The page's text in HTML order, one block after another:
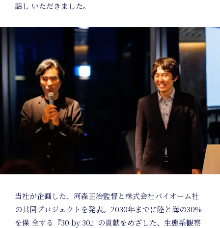
話し いただきました。
当社が企画した、河森正治監督と株式会社バイオーム社
の共同プロジェクトを発表。2030年までに陸と海の30%
を保 全する『30 by 30』の貢献をめざした、生態系観察